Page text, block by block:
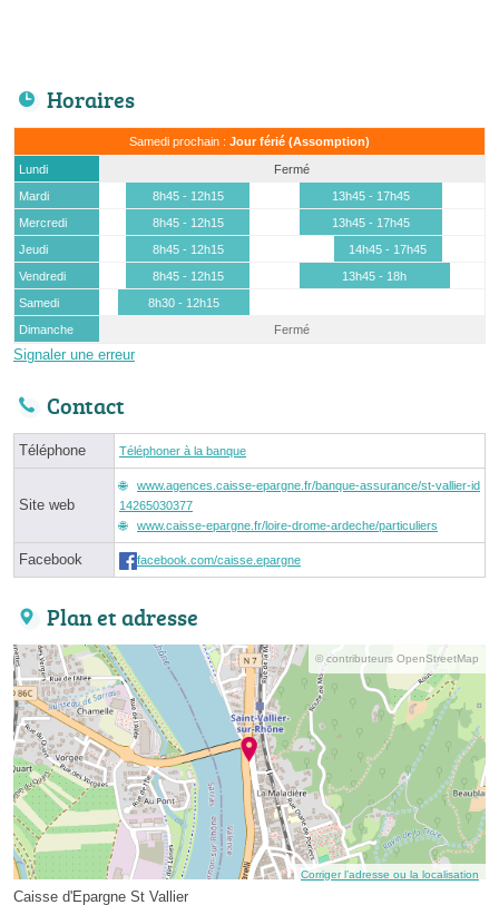
Horaires
Samedi prochain : Jour férié (Assomption)
Lundi
Fermé
Mardi
8h45 - 12h15
13h45 - 17h45
Mercredi
8h45 - 12h15
13h45 - 17h45
Jeudi
8h45 - 12h15
14h45 - 17h45
Vendredi
8h45 - 12h15
13h45 - 18h
Samedi
8h30 - 12h15
Dimanche
Fermé
Signaler une erreur
Contact
Téléphone Téléphoner à la banque
Site web
www.agences.caisse-epargne.fr/banque-assurance/st-vallier-id
14265030377
www.caisse-epargne.fr/loire-drome-ardeche/particuliers
Facebook facebook.com/caisse.epargne
Plan et adresse
© contributeurs OpenStreetMap
Corriger l’adresse ou la localisation
Caisse d'Epargne St Vallier